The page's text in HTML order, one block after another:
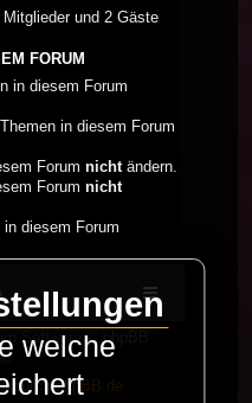
und 2 Gäste
FORUM
in diesem Forum
in diesem Forum
Forum nicht ändern.
Forum nicht
in diesem Forum
Software © phpBB
durchphpBB.de
welche